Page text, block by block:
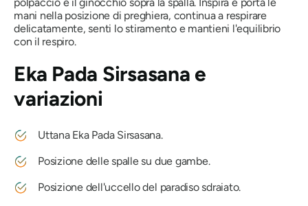
mani nella posizione di preghiera, continua a respirare
delicatamente, senti lo stiramento e mantieni l'equilibrio
con il respiro.
Eka Pada Sirsasana e
variazioni
Uttana Eka Pada Sirsasana.
Posizione delle spalle su due gambe.
Posizione dell'uccello del paradiso sdraiato.